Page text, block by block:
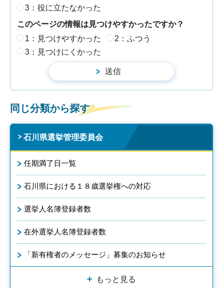
3：役に立たなかった
このページの情報は見つけやすかったですか？
1：見つけやすかった
2：ふつう
3：見つけにくかった
同じ分類から探す
石川県選挙管理委員会
任期満了日一覧
石川県における１８歳選挙権への対応
選挙人名簿登録者数
在外選挙人名簿登録者数
「新有権者のメッセージ」募集のお知らせ
もっと見る